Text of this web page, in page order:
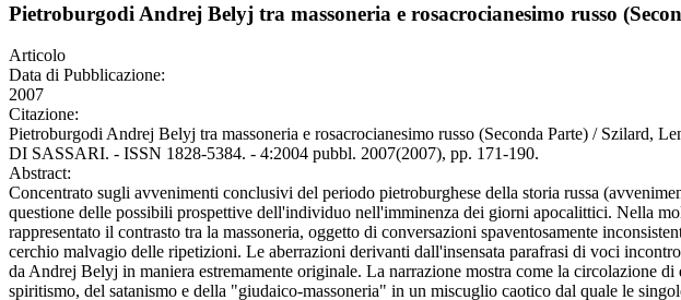
Pietroburgodi Andrej Belyj tra massoneria e rosacrocianesimo russo
Articolo
Data di Pubblicazione:
2007
Citazione:
Pietroburgodi Andrej Belyj tra massoneria e rosacrocianesimo russo (Seconda Parte) /
DI SASSARI. - ISSN 1828-5384. - 4:2004 pubbl. 2007(2007), pp. 171-190.
Abstract:
Concentrato sugli avvenimenti conclusivi del periodo pietroburghese della storia russa
questione delle possibili prospettive dell'individuo nell'imminenza dei giorni apocalittici. Nella
rappresentato il contrasto tra la massoneria, oggetto di conversazioni spaventosamente
cerchio malvagio delle ripetizioni. Le aberrazioni derivanti dall'insensata parafrasi di voci
da Andrej Belyj in maniera estremamente originale. La narrazione mostra come la circolazione
spiritismo, del satanismo e della "giudaico-massoneria" in un miscuglio caotico dal quale le